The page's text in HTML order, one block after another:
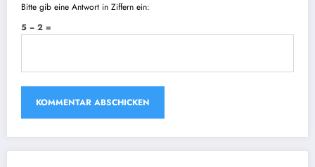
Bitte gib eine Antwort in Ziffern ein:
5 − 2 =